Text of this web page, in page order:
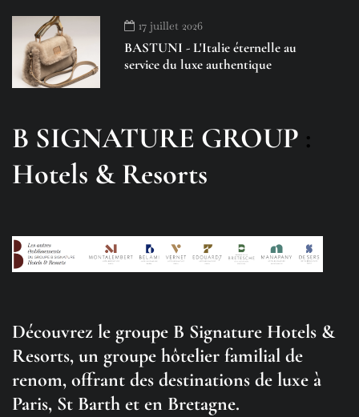
17 juillet 2026
BASTUNI - L'Italie éternelle au
service du luxe authentique
B SIGNATURE GROUP :
Hotels & Resorts
Découvrez le groupe B Signature Hotels &
Resorts, un groupe hôtelier familial de
renom, offrant des destinations de luxe à
Paris, St Barth et en Bretagne.